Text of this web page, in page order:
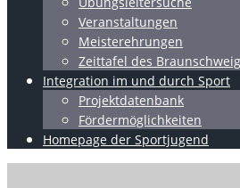
Veranstaltungen
Meisterehrungen
Zeittafel des
Integration im und durch Sport
Projektdatenbank
Fördermöglichkeiten
Homepage der Sportjugend